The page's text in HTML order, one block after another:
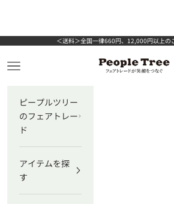
コンテンツへスキップ＜送料＞全国一律660円、12,000円以上の
ピープルツリー公
メニューを開く
ピープルツリー
のフェアトレー
ド
アイテムを探
す